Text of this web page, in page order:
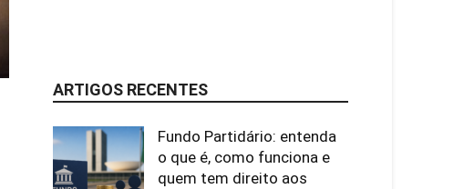
ARTIGOS RECENTES
Fundo Partidário: entenda
o que é, como funciona e
quem tem direito aos